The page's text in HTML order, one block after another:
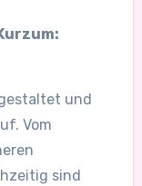
und
Vom
sind